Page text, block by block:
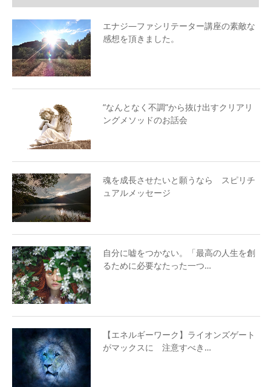
エナジ―ファシリテーター講座の素敵な
感想を頂きました。
”なんとなく不調”から抜け出すクリアリ
ングメソッドのお話会
魂を成長させたいと願うなら スピリチ
ュアルメッセージ
自分に嘘をつかない。「最高の人生を創
るために必要なたった一つ…
【エネルギーワーク】ライオンズゲート
がマックスに 注意すべき…